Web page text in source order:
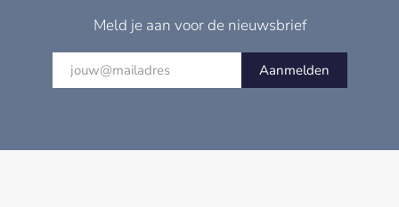
Meld je aan voor de nieuwsbrief
Aanmelden